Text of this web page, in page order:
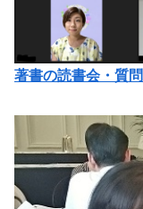
著書の読書会・質